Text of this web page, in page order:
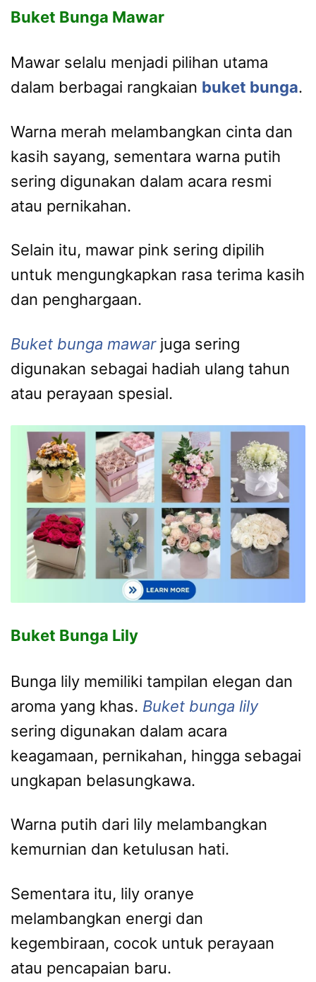
Buket Bunga Mawar
Mawar selalu menjadi pilihan utama
dalam berbagai rangkaian buket bunga.
Warna merah melambangkan cinta dan
kasih sayang, sementara warna putih
sering digunakan dalam acara resmi
atau pernikahan.
Selain itu, mawar pink sering dipilih
untuk mengungkapkan rasa terima kasih
dan penghargaan.
Buket bunga mawarjuga sering
digunakan sebagai hadiah ulang tahun
atau perayaan spesial.
Buket Bunga Lily
Bunga lily memiliki tampilan elegan dan
aroma yang khas. Buket bunga lily
sering digunakan dalam acara
keagamaan, pernikahan, hingga sebagai
ungkapan belasungkawa.
Warna putih dari lily melambangkan
kemurnian dan ketulusan hati.
Sementara itu, lily oranye
melambangkan energi dan
kegembiraan, cocok untuk perayaan
atau pencapaian baru.